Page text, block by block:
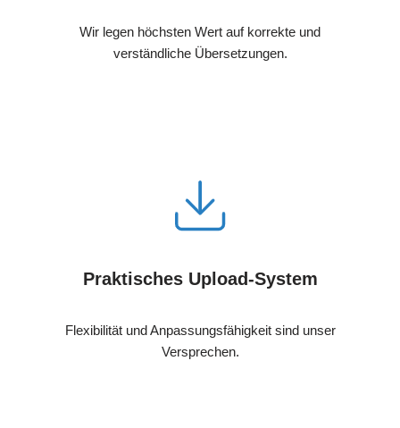
Wir legen höchsten Wert auf korrekte und
verständliche Übersetzungen.
Praktisches Upload-System
Flexibilität und Anpassungsfähigkeit sind unser
Versprechen.